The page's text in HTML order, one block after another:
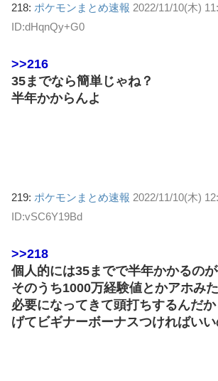
218: ポケモンまとめ速報 2022/11/10(木)
ID:dHqnQy+G0
>>216
35までなら簡単じゃね？
半年かからんよ
219: ポケモンまとめ速報 2022/11/10(木)
ID:vSC6Y19Bd
>>218
個人的には35までで半年かかるの
そのうち1000万経験値とかアホみ
必要になってきて頭打ちするんだ
げてビギナーボーナスつければい